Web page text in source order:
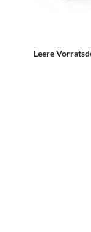
Leere